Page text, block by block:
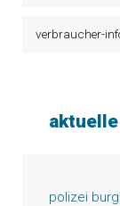
verbraucher-
polizei